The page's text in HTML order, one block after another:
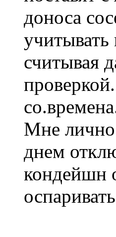
доноса
считывая
Мне лично
днем
кондейшн